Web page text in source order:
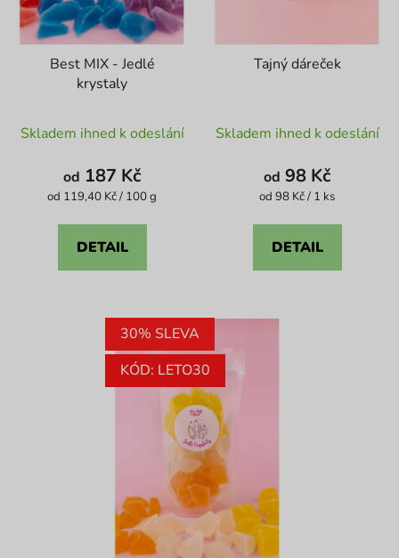
Best MIX - Jedlé
krystaly
hodnocení
produktu
je
z
Skladem ihned k odeslání
od 187 Kč
Měrná
od 119,40 Kč / 100 g
DETAIL
Tajný dáreček
hodnocení
produktu
je
z
Skladem ihned k odeslání
od 98 Kč
Měrná
od 98 Kč / 1 ks
DETAIL
30% SLEVA
KÓD: LETO30